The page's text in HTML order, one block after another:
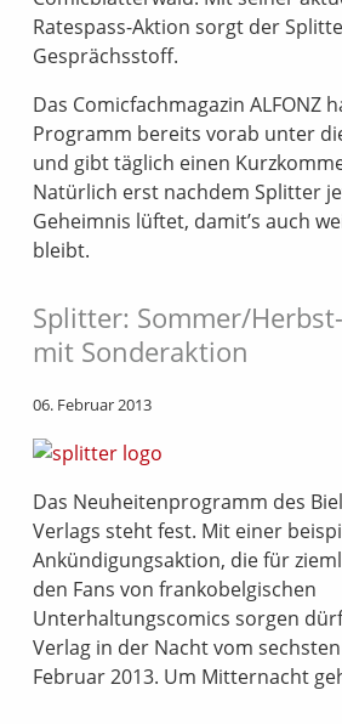
Ratespass-Aktion sorgt der
Gesprächsstoff.
Das Comicfachmagazin ALFONZ
Programm bereits vorab unter
und gibt täglich einen
Natürlich erst nachdem Splitter
Geheimnis lüftet, damit’s auch
bleibt.
Splitter: Sommer/
mit Sonderaktion
06. Februar 2013
Das Neuheitenprogramm des
Verlags steht fest. Mit einer
Ankündigungsaktion, die für
den Fans von frankobelgischen
Unterhaltungscomics sorgen
Verlag in der Nacht vom
Februar 2013. Um Mitternacht